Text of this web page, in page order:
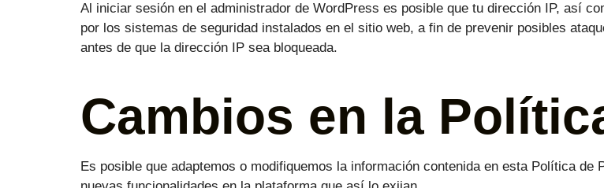
Al iniciar sesión en el administrador de WordPress es posible que tu dirección IP, así
por los sistemas de seguridad instalados en el sitio web, a fin de prevenir posibles
antes de que la dirección IP sea bloqueada.
Cambios en la
Es posible que adaptemos o modifiquemos la información contenida en esta Política